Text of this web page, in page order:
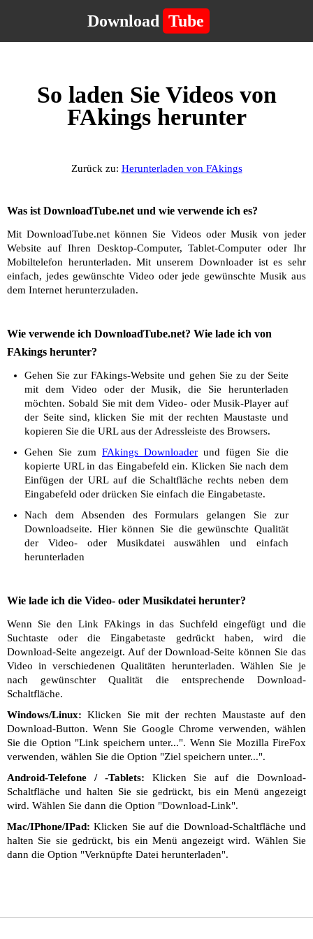
Download Tube
So laden Sie Videos von
FAkings herunter
Zurück zu: Herunterladen von FAkings
Was ist DownloadTube.net und wie verwende ich es?
Mit DownloadTube.net können Sie Videos oder Musik von jeder
Website auf Ihren Desktop-Computer, Tablet-Computer oder Ihr
Mobiltelefon herunterladen. Mit unserem Downloader ist es sehr
einfach, jedes gewünschte Video oder jede gewünschte Musik aus
dem Internet herunterzuladen.
Wie verwende ich DownloadTube.net? Wie lade ich von
FAkings herunter?
Gehen Sie zur FAkings-Website und gehen Sie zu der Seite
mit dem Video oder der Musik, die Sie herunterladen
möchten. Sobald Sie mit dem Video- oder Musik-Player auf
der Seite sind, klicken Sie mit der rechten Maustaste und
kopieren Sie die URL aus der Adressleiste des Browsers.
Gehen Sie zum FAkings Downloader und fügen Sie die
kopierte URL in das Eingabefeld ein. Klicken Sie nach dem
Einfügen der URL auf die Schaltfläche rechts neben dem
Eingabefeld oder drücken Sie einfach die Eingabetaste.
Nach dem Absenden des Formulars gelangen Sie zur
Downloadseite. Hier können Sie die gewünschte Qualität
der Video- oder Musikdatei auswählen und einfach
herunterladen
Wie lade ich die Video- oder Musikdatei herunter?
Wenn Sie den Link FAkings in das Suchfeld eingefügt und die
Suchtaste oder die Eingabetaste gedrückt haben, wird die
Download-Seite angezeigt. Auf der Download-Seite können Sie das
Video in verschiedenen Qualitäten herunterladen. Wählen Sie je
nach gewünschter Qualität die entsprechende Download-
Schaltfläche.
Windows/Linux: Klicken Sie mit der rechten Maustaste auf den
Download-Button. Wenn Sie Google Chrome verwenden, wählen
Sie die Option "Link speichern unter...". Wenn Sie Mozilla FireFox
verwenden, wählen Sie die Option "Ziel speichern unter...".
Android-Telefone / -Tablets: Klicken Sie auf die Download-
Schaltfläche und halten Sie sie gedrückt, bis ein Menü angezeigt
wird. Wählen Sie dann die Option "Download-Link".
Mac/IPhone/IPad: Klicken Sie auf die Download-Schaltfläche und
halten Sie sie gedrückt, bis ein Menü angezeigt wird. Wählen Sie
dann die Option "Verknüpfte Datei herunterladen".